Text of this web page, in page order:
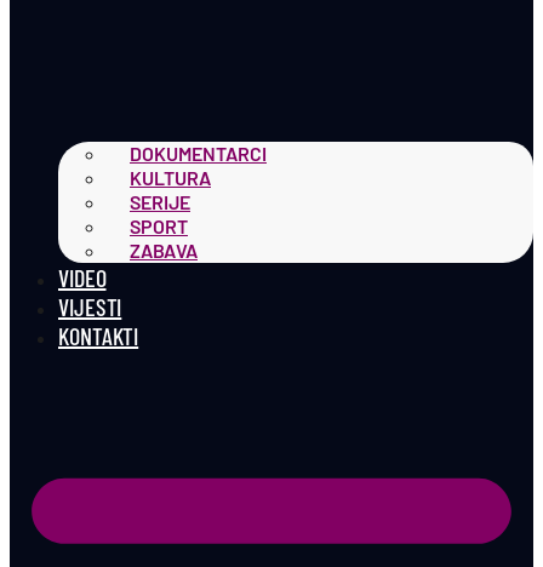
DOKUMENTARCI
KULTURA
SERIJE
SPORT
ZABAVA
VIDEO
VIJESTI
KONTAKTI